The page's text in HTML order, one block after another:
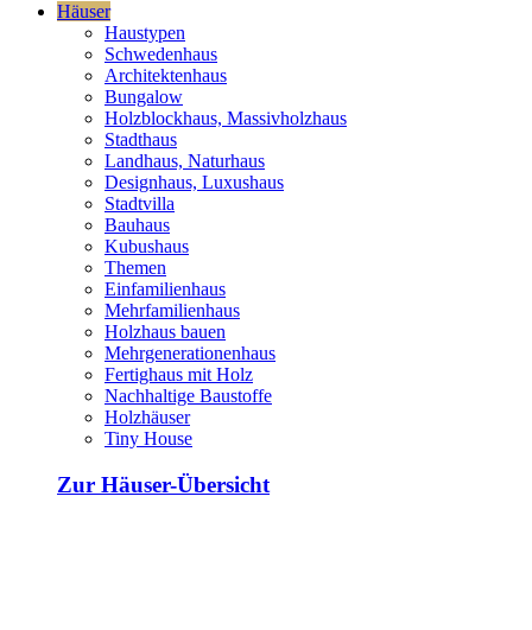
Häuser
Haustypen
Schwedenhaus
Architektenhaus
Bungalow
Holzblockhaus, Massivholzhaus
Stadthaus
Landhaus, Naturhaus
Designhaus, Luxushaus
Stadtvilla
Bauhaus
Kubushaus
Themen
Einfamilienhaus
Mehrfamilienhaus
Holzhaus bauen
Mehrgenerationenhaus
Fertighaus mit Holz
Nachhaltige Baustoffe
Holzhäuser
Tiny House
Zur Häuser-Übersicht